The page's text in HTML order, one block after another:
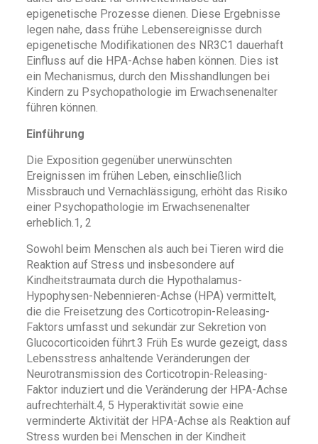
epigenetische Prozesse dienen. Diese Ergebnisse
legen nahe, dass frühe Lebensereignisse durch
epigenetische Modifikationen des NR3C1 dauerhaft
Einfluss auf die HPA-Achse haben können. Dies ist
ein Mechanismus, durch den Misshandlungen bei
Kindern zu Psychopathologie im Erwachsenenalter
führen können.
Einführung
Die Exposition gegenüber unerwünschten
Ereignissen im frühen Leben, einschließlich
Missbrauch und Vernachlässigung, erhöht das Risiko
einer Psychopathologie im Erwachsenenalter
erheblich.1, 2
Sowohl beim Menschen als auch bei Tieren wird die
Reaktion auf Stress und insbesondere auf
Kindheitstraumata durch die Hypothalamus-
Hypophysen-Nebennieren-Achse (HPA) vermittelt,
die die Freisetzung des Corticotropin-Releasing-
Faktors umfasst und sekundär zur Sekretion von
Glucocorticoiden führt.3 Früh Es wurde gezeigt, dass
Lebensstress anhaltende Veränderungen der
Neurotransmission des Corticotropin-Releasing-
Faktor induziert und die Veränderung der HPA-Achse
aufrechterhält.4, 5 Hyperaktivität sowie eine
verminderte Aktivität der HPA-Achse als Reaktion auf
Stress wurden bei Menschen in der Kindheit